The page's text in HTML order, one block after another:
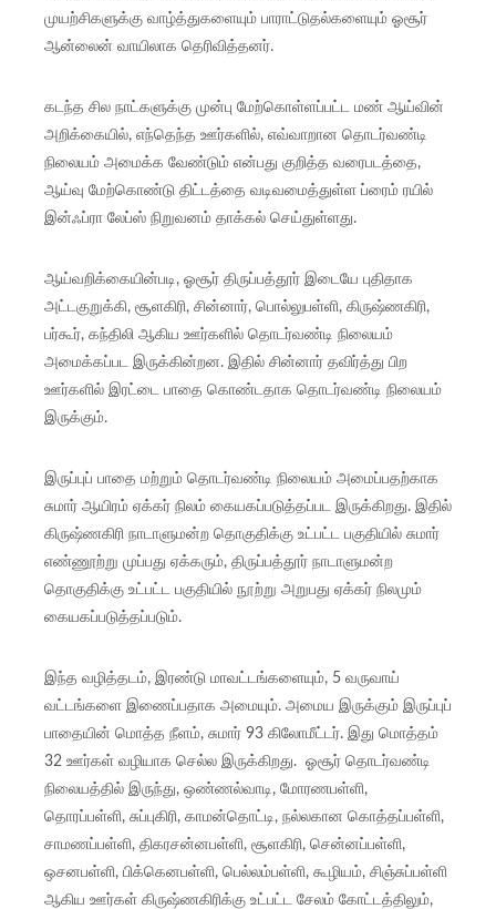
முயற்சிகளுக்கு வாழ்த்துகளையும் பாராட்டுதல்களையும் ஓசூர்
ஆன்லைன் வாயிலாக தெரிவித்தனர்.
கடந்த சில நாட்களுக்கு முன்பு மேற்கொள்ளப்பட்ட மண் ஆய்வின்
அறிக்கையில், எந்தெந்த ஊர்களில், எவ்வாறான தொடர்வண்டி
நிலையம் அமைக்க வேண்டும் என்பது குறித்த வரைபடத்தை,
ஆய்வு மேற்கொண்டு திட்டத்தை வடிவமைத்துள்ள ப்ரைம் ரயில்
இன்ஃப்ரா லேப்ஸ் நிறுவனம் தாக்கல் செய்துள்ளது.
ஆய்வறிக்கையின்படி, ஓசூர் திருப்பத்தூர் இடையே புதிதாக
அட்டகுறுக்கி, சூளகிரி, சின்னார், பொல்லுபள்ளி, கிருஷ்ணகிரி,
பர்கூர், கந்திலி ஆகிய ஊர்களில் தொடர்வண்டி நிலையம்
அமைக்கப்பட இருக்கின்றன. இதில் சின்னார் தவிர்த்து பிற
ஊர்களில் இரட்டை பாதை கொண்டதாக தொடர்வண்டி நிலையம்
இருக்கும்.
இருப்புப் பாதை மற்றும் தொடர்வண்டி நிலையம் அமைப்பதற்காக
சுமார் ஆயிரம் ஏக்கர் நிலம் கையகப்படுத்தப்பட இருக்கிறது. இதில்
கிருஷ்ணகிரி நாடாளுமன்ற தொகுதிக்கு உட்பட்ட பகுதியில் சுமார்
எண்ணூற்று முப்பது ஏக்கரும், திருப்பத்தூர் நாடாளுமன்ற
தொகுதிக்கு உட்பட்ட பகுதியில் நூற்று அறுபது ஏக்கர் நிலமும்
கையகப்படுத்தப்படும்.
இந்த வழித்தடம், இரண்டு மாவட்டங்களையும், 5 வருவாய்
வட்டங்களை இணைப்பதாக அமையும். அமைய இருக்கும் இருப்புப்
பாதையின் மொத்த நீளம், சுமார் 93 கிலோமீட்டர். இது மொத்தம்
32 ஊர்கள் வழியாக செல்ல இருக்கிறது. ஓசூர் தொடர்வண்டி
நிலையத்தில் இருந்து, ஒண்ணல்வாடி, மோரணபள்ளி,
தொரப்பள்ளி, சுப்புகிரி, காமன்தொட்டி, நல்லகான கொத்தப்பள்ளி,
சாமணப்பள்ளி, திகரசன்னபள்ளி, சூளகிரி, சென்னப்பள்ளி,
ஒசனபள்ளி, பிக்கெனபள்ளி, பெல்லம்பள்ளி, கூழியம், சிஞ்சுப்பள்ளி
ஆகிய ஊர்கள் கிருஷ்ணகிரிக்கு உட்பட்ட சேலம் கோட்டத்திலும்,